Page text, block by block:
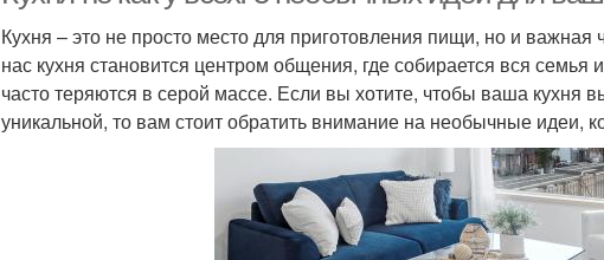
Кухня – это не просто место для приготовления пищи, но и
нас кухня становится центром общения, где собирается вся семья
часто теряются в серой массе. Если вы хотите, чтобы ваша кухня
уникальной, то вам стоит обратить внимание на необычные идеи,